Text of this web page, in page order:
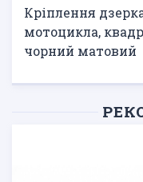
Кріплення
мотоцикла,
чорний матовий